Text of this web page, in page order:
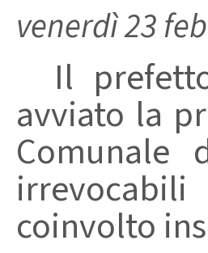
venerdì 23
Il
avviato la
Comunale
coinvolto